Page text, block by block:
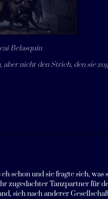
Belasquín
aber nicht den Strich, den sie
schon und sie fragte sich,
zugedachter Tanzpartner für
sich nach anderer